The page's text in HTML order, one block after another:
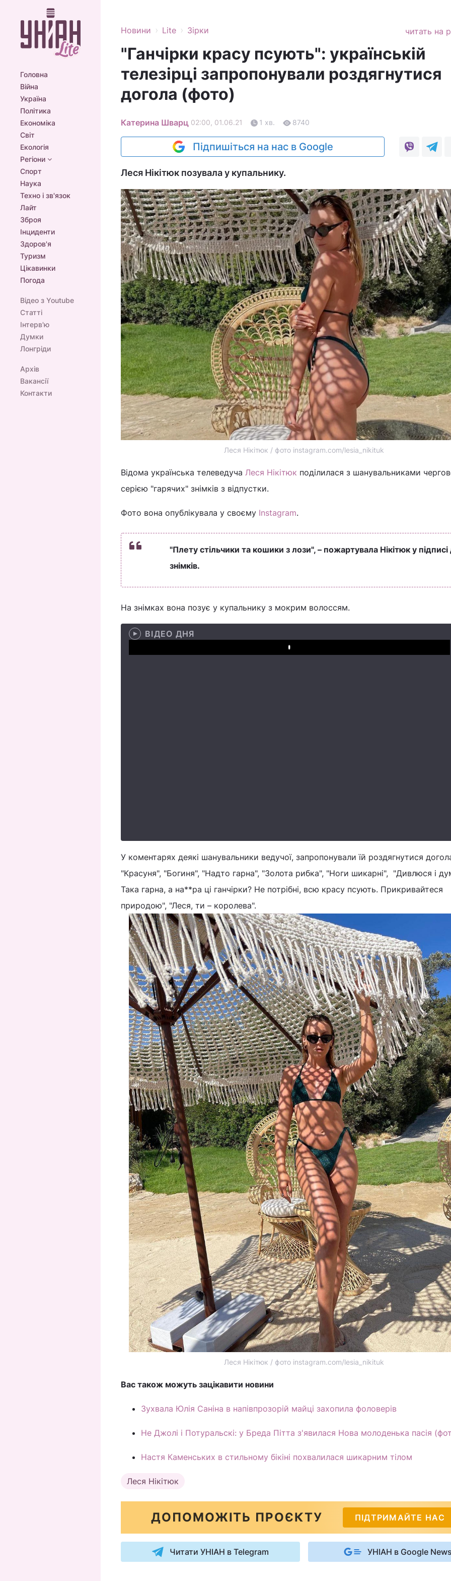
Головна
Війна
Україна
Політика
Економіка
Світ
Екологія
Регіони
Спорт
Наука
Техно і зв'язок
Лайт
Зброя
Інциденти
Здоров'я
Туризм
Цікавинки
Погода
Відео з Youtube
Статті
Інтерв'ю
Думки
Лонгріди
Архів
Вакансії
Контакти
Новини › Lite › Зірки читать на
"Ганчірки красу псують": українській
телезірці запропонували роздягнутися
догола (фото)
Катерина Шварц 02:00, 01.06.21 1 хв. 8740
Підпишіться на нас в Google
Леся Нікітюк позувала у купальнику.
Леся Нікітюк / фото instagram.com/lesia_nikituk
Відома українська телеведуча Леся Нікітюк поділилася з шанувальниками
серією "гарячих" знімків з відпустки.
Фото вона опублікувала у своєму Instagram.
"Плету стільчики та кошики з лози", – пожартувала Нікітюк у підписі
знімків.
На знімках вона позує у купальнику з мокрим волоссям.
ВІДЕО ДНЯ
Play
У коментарях деякі шанувальники ведучої, запропонували їй роздягнутися
"Красуня", "Богиня", "Надто гарна", "Золота рибка", "Ноги шикарні", "Дивлюся і
Така гарна, а на**ра ці ганчірки? Не потрібні, всю красу псують. Прикривайтеся
природою", "Леся, ти – королева".
Леся Нікітюк / фото instagram.com/lesia_nikituk
Вас також можуть зацікавити новини
Зухвала Юлія Саніна в напівпрозорій майці захопила фоловерів
Не Джолі і Потуральскі: у Бреда Пітта з'явилася Нова молоденька пасія
Настя Каменських в стильному бікіні похвалилася шикарним тілом
Леся Нікітюк
ДОПОМОЖІТЬ ПРОЄКТУ ПІДТРИМАЙТЕ НАС
Читати УНІАН в Telegram УНІАН в Google News